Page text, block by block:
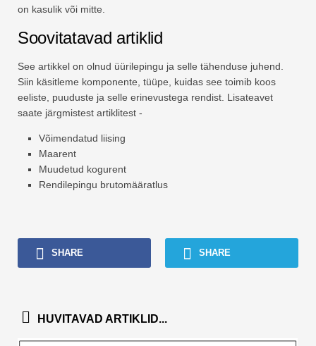
on kasulik või mitte.
Soovitatavad artiklid
See artikkel on olnud üürilepingu ja selle tähenduse juhend.
Siin käsitleme komponente, tüüpe, kuidas see toimib koos
eeliste, puuduste ja selle erinevustega rendist. Lisateavet
saate järgmistest artiklitest -
Võimendatud liising
Maarent
Muudetud kogurent
Rendilepingu brutomääratlus
SHARE SHARE
HUVITAVAD ARTIKLID...